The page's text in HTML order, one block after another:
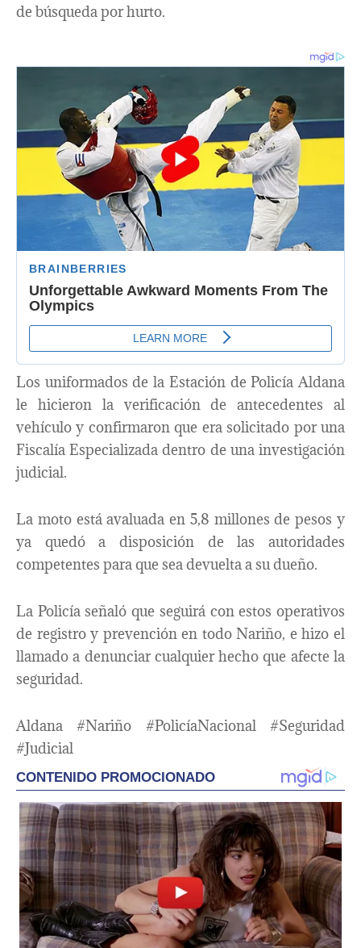
de búsqueda por hurto.
Los uniformados de la Estación de Policía Aldana
le hicieron la verificación de antecedentes al
vehículo y confirmaron que era solicitado por una
Fiscalía Especializada dentro de una investigación
judicial.
La moto está avaluada en 5,8 millones de pesos y
ya quedó a disposición de las autoridades
competentes para que sea devuelta a su dueño.
La Policía señaló que seguirá con estos operativos
de registro y prevención en todo Nariño, e hizo el
llamado a denunciar cualquier hecho que afecte la
seguridad.
Aldana #Nariño #PolicíaNacional #Seguridad
#Judicial